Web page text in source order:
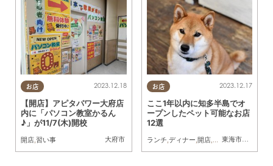
お店
大府市
2023.12.18
【開店】アピタパワー大府店
内に「パソコン教室かるん
♪」が11/7(木)開校
開店,習い事
お店
東海市
,大府市
2023.12.17
ここ1年以内に知多半島でオ
ープンしたペット可能なお店
12選
ランチ,ディナー,開店,ペット